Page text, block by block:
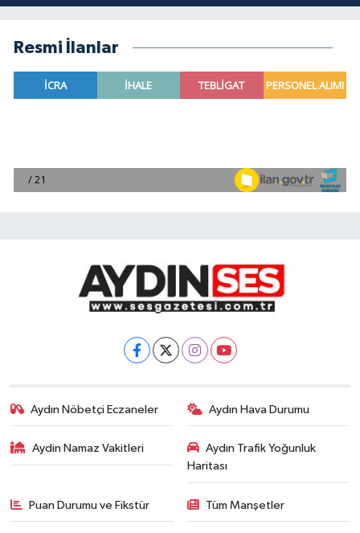
Resmi İlanlar
Aydın Nöbetçi Eczaneler Aydın Hava Durumu
Aydin Namaz Vakitleri
Aydın Trafik Yoğunluk
Haritası
Puan Durumu ve Fikstür Tüm Manşetler